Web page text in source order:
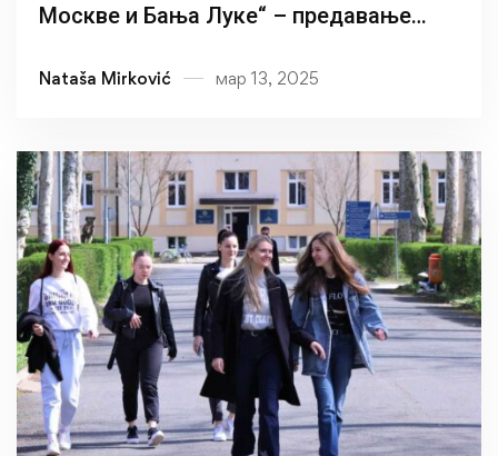
Москве и Бања Луке“ – предавање
Nataša Mirković мар 13, 2025